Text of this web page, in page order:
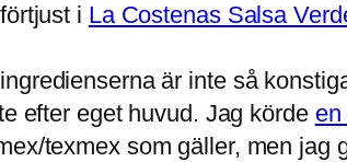
i La Costenas Salsa
är inte så
efter eget huvud. Jag körde
texmex som gäller, men jag